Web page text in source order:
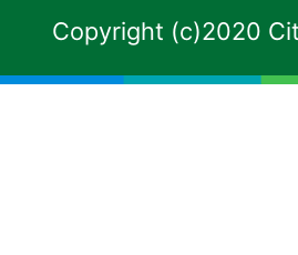
Copyright (c)2020